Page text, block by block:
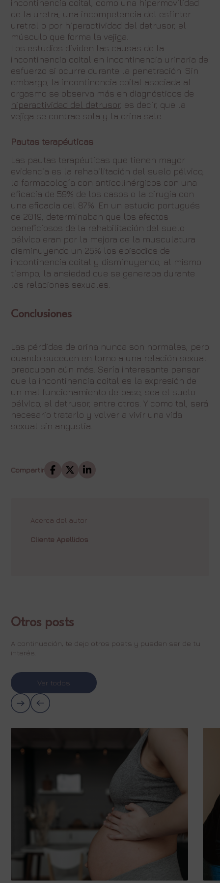
incontinencia coital, como una hipermovilidad
de la uretra, una incompetencia del esfínter
uretral o por hiperactividad del detrusor, el
músculo que forma la vejiga.
Los estudios dividen las causas de la
incontinencia coital en incontinencia urinaria de
esfuerzo si ocurre durante la penetración. Sin
embargo, la incontinencia coital asociada al
orgasmo se observa más en diagnósticos de
hiperactividad del detrusor, es decir, que la
vejiga se contrae sola y la orina sale.
Pautas terapéuticas
Las pautas terapéuticas que tienen mayor
evidencia es la rehabilitación del suelo pélvico,
la farmacología con anticolinérgicos con una
eficacia de 59% de los casos o la cirugía con
una eficacia del 87%. En un estudio portugués
de 2019, determinaban que los efectos
beneficiosos de la rehabilitación del suelo
pélvico eran por la mejora de la musculatura
disminuyendo un 25% los episodios de
incontinencia coital y disminuyendo, al mismo
tiempo, la ansiedad que se generaba durante
las relaciones sexuales.
Conclusiones
Las pérdidas de orina nunca son normales, pero
cuando suceden en torno a una relación sexual
preocupan aún más. Sería interesante pensar
que la incontinencia coital es la expresión de
un mal funcionamiento de base, sea el suelo
pélvico, el detrusor, entre otros. Y como tal, será
necesario tratarlo y volver a vivir una vida
sexual sin angustia.
Compartir
Acerca del autor
Cliente Apellidos
Otros posts
A continuación, te dejo otros posts y pueden ser de tu
interés.
Ver todos